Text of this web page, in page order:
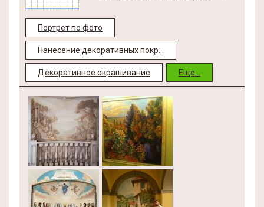
Портрет по фото
Нанесение декоративных покр...
Декоративное окрашивание Еще...